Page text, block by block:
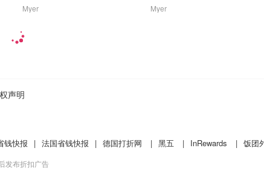
Myer Myer
声明
钱快报 | 法国省钱快报 | 德国打折网 | 黑五 | InRewards | 饭团
发布折扣广告